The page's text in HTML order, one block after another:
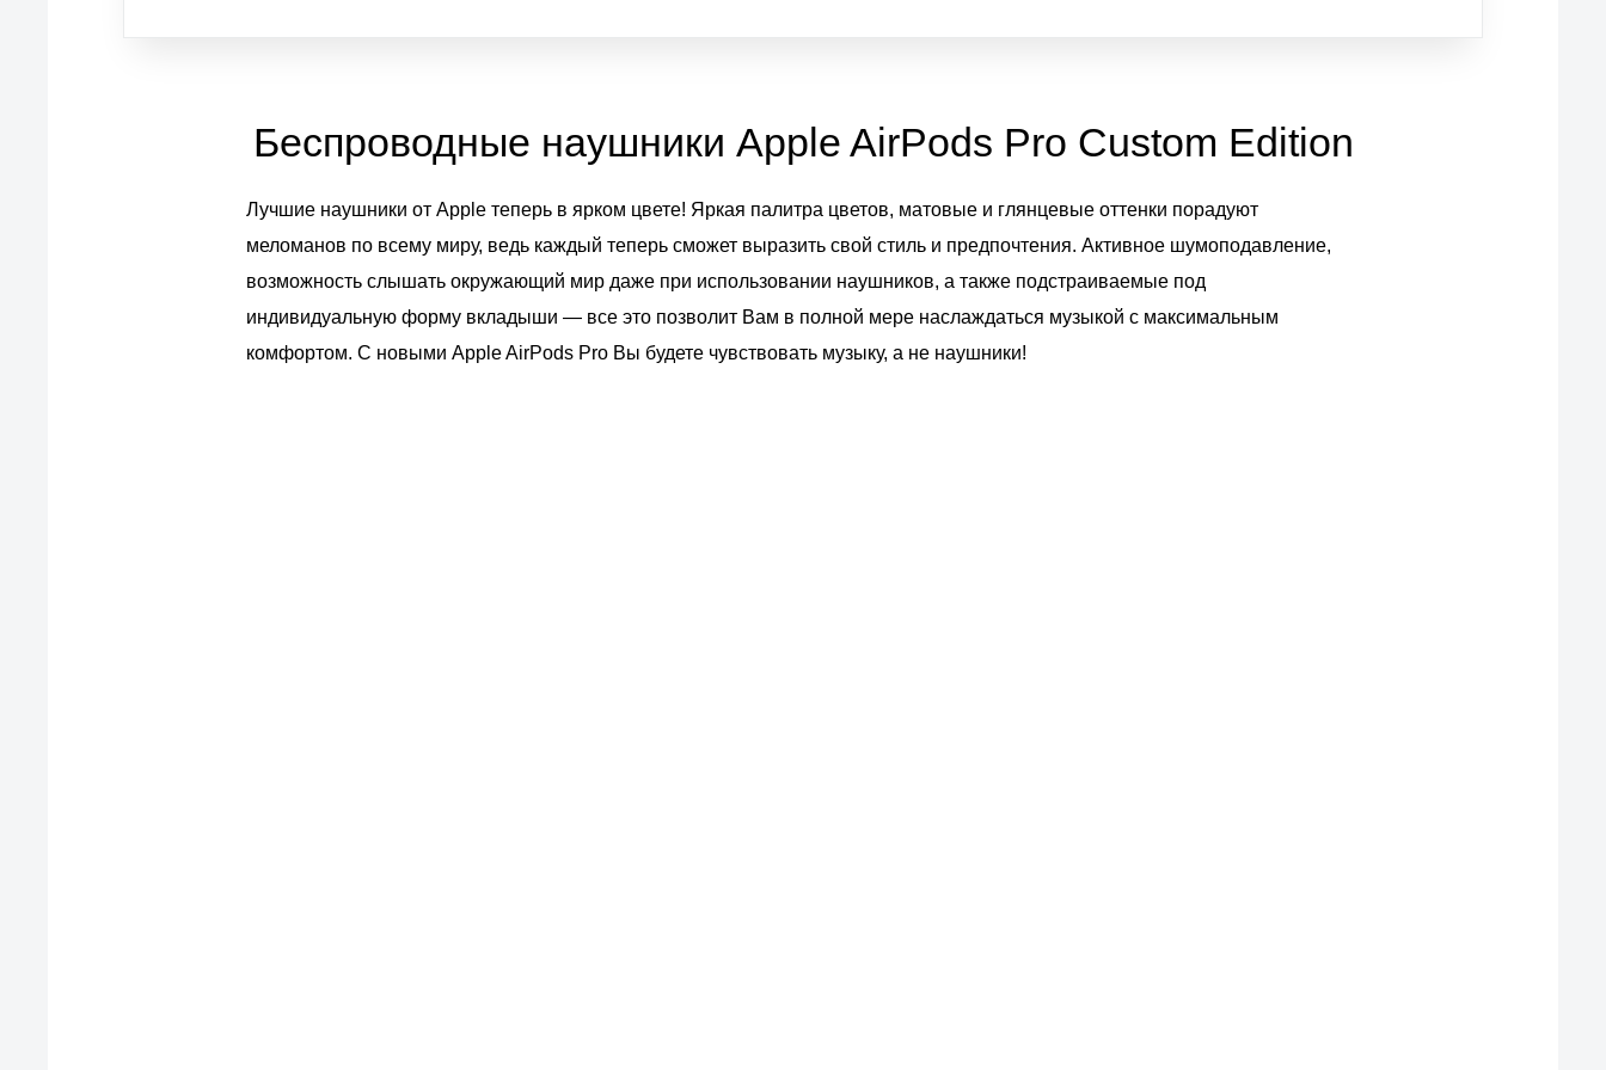
Беспроводные наушники Apple AirPods Pro Custom Edition
Лучшие наушники от Apple теперь в ярком цвете! Яркая палитра цветов, матовые и глянцевые оттенки порадуют
меломанов по всему миру, ведь каждый теперь сможет выразить свой стиль и предпочтения. Активное шумоподавление,
возможность слышать окружающий мир даже при использовании наушников, а также подстраиваемые под
индивидуальную форму вкладыши — все это позволит Вам в полной мере наслаждаться музыкой с максимальным
комфортом. С новыми Apple AirPods Pro Вы будете чувствовать музыку, а не наушники!